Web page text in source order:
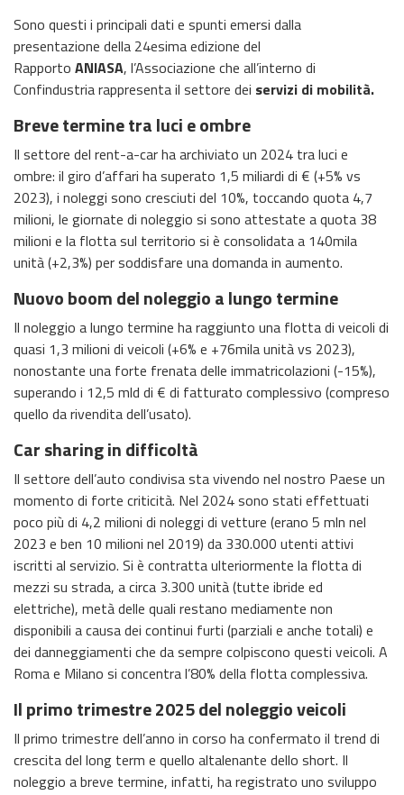
Sono questi i principali dati e spunti emersi dalla
presentazione della 24esima edizione del
Rapporto ANIASA, l’Associazione che all’interno di
Confindustria rappresenta il settore dei servizi di mobilità.
Breve termine tra luci e ombre
Il settore del rent-a-car ha archiviato un 2024 tra luci e
ombre: il giro d’affari ha superato 1,5 miliardi di € (+5% vs
2023), i noleggi sono cresciuti del 10%, toccando quota 4,7
milioni, le giornate di noleggio si sono attestate a quota 38
milioni e la flotta sul territorio si è consolidata a 140mila
unità (+2,3%) per soddisfare una domanda in aumento.
Nuovo boom del noleggio a lungo termine
Il noleggio a lungo termine ha raggiunto una flotta di veicoli di
quasi 1,3 milioni di veicoli (+6% e +76mila unità vs 2023),
nonostante una forte frenata delle immatricolazioni (-15%),
superando i 12,5 mld di € di fatturato complessivo (compreso
quello da rivendita dell’usato).
Car sharing in difficoltà
Il settore dell’auto condivisa sta vivendo nel nostro Paese un
momento di forte criticità. Nel 2024 sono stati effettuati
poco più di 4,2 milioni di noleggi di vetture (erano 5 mln nel
2023 e ben 10 milioni nel 2019) da 330.000 utenti attivi
iscritti al servizio. Si è contratta ulteriormente la flotta di
mezzi su strada, a circa 3.300 unità (tutte ibride ed
elettriche), metà delle quali restano mediamente non
disponibili a causa dei continui furti (parziali e anche totali) e
dei danneggiamenti che da sempre colpiscono questi veicoli. A
Roma e Milano si concentra l’80% della flotta complessiva.
Il primo trimestre 2025 del noleggio veicoli
Il primo trimestre dell’anno in corso ha confermato il trend di
crescita del long term e quello altalenante dello short. Il
noleggio a breve termine, infatti, ha registrato uno sviluppo